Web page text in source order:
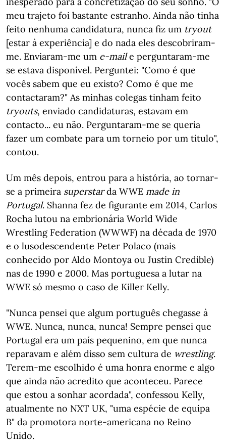
meu trajeto foi bastante estranho. Ainda não tinha
feito nenhuma candidatura, nunca fiz um tryout
[estar à experiência] e do nada eles descobriram-
me. Enviaram-me um e-maile perguntaram-me
se estava disponível. Perguntei: "Como é que
vocês sabem que eu existo? Como é que me
contactaram?" As minhas colegas tinham feito
tryouts, enviado candidaturas, estavam em
contacto... eu não. Perguntaram-me se queria
fazer um combate para um torneio por um título",
contou.
Um mês depois, entrou para a história, ao tornar-
se a primeira superstarda WWE made in
Portugal. Shanna fez de figurante em 2014, Carlos
Rocha lutou na embrionária World Wide
Wrestling Federation (WWWF) na década de 1970
e o lusodescendente Peter Polaco (mais
conhecido por Aldo Montoya ou Justin Credible)
nas de 1990 e 2000. Mas portuguesa a lutar na
WWE só mesmo o caso de Killer Kelly.
"Nunca pensei que algum português chegasse à
WWE. Nunca, nunca, nunca! Sempre pensei que
Portugal era um país pequenino, em que nunca
reparavam e além disso sem cultura de wrestling.
Terem-me escolhido é uma honra enorme e algo
que ainda não acredito que aconteceu. Parece
que estou a sonhar acordada", confessou Kelly,
atualmente no NXT UK, "uma espécie de equipa
B" da promotora norte-americana no Reino
Unido.